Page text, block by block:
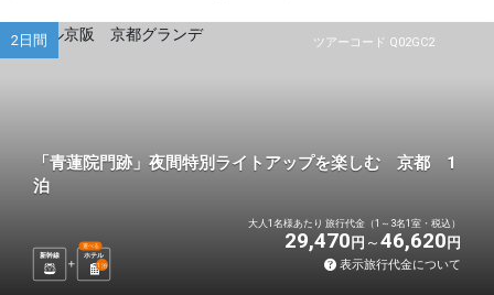
ツアーコード Q02GC2
2日間
「青蓮院門跡」夜間特別ライトアップを楽しむ 京都 1
泊
新幹線 ホテル
選べる
1 泊
大人1名様あたり 旅行代金（1～3名1室・税込）
29,470 円 46,620 円
表示旅行代金について